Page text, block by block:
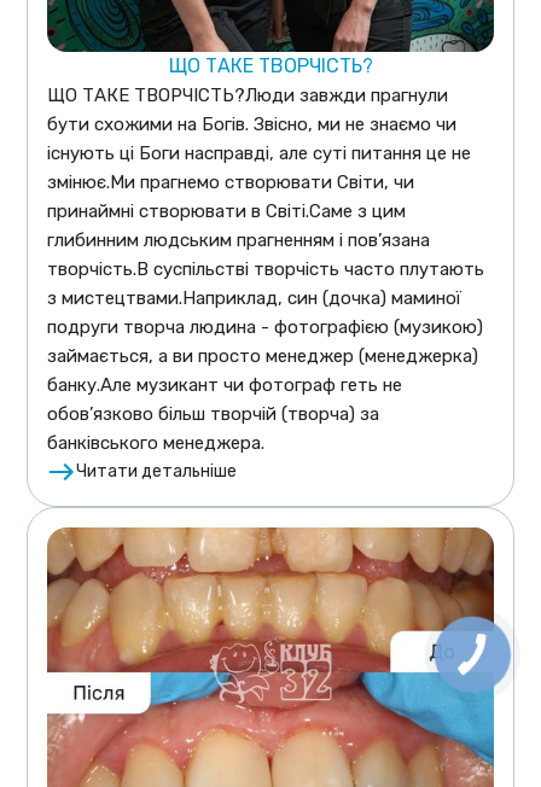
ЩО ТАКЕ ТВОРЧІСТЬ?
ЩО ТАКЕ ТВОРЧІСТЬ?Люди завжди прагнули
бути схожими на Богів. Звісно, ми не знаємо чи
існують ці Боги насправді, але суті питання це не
змінює.Ми прагнемо створювати Світи, чи
принаймні створювати в Світі.Саме з цим
глибинним людським прагненням і пов’язана
творчість.В суспільстві творчість часто плутають
з мистецтвами.Наприклад, син (дочка) маминої
подруги творча людина - фотографією (музикою)
займається, а ви просто менеджер (менеджерка)
банку.Але музикант чи фотограф геть не
обов’язково більш творчій (творча) за
банківського менеджера.
Читати детальніше